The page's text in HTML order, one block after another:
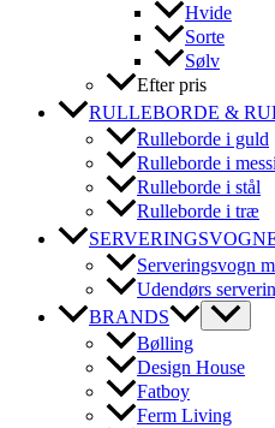
Hvide
Sorte
Sølv
Efter pris
RULLEBORDE &
Rulleborde i guld
Rulleborde i
Rulleborde i stål
Rulleborde i træ
Serveringsvogn
Udendørs
BRANDS
Bølling
Design House
Fatboy
Ferm Living